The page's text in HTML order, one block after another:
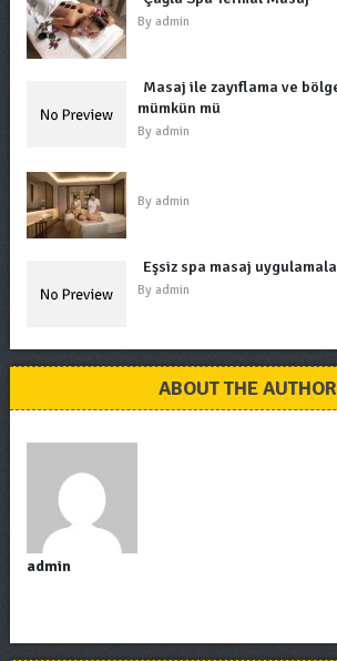
By admin
Masaj ile zayıflama ve
mümkün mü
By admin
By admin
Eşsiz spa masaj
By admin
ABOUT THE AUTHOR
admin